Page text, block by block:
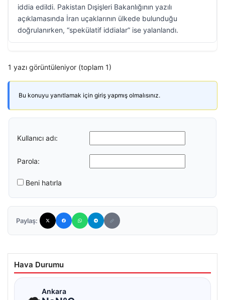
iddia edildi. Pakistan Dışişleri Bakanlığının yazılı
açıklamasında İran uçaklarının ülkede bulunduğu
doğrulanırken, “spekülatif iddialar” ise yalanlandı.
1 yazı görüntüleniyor (toplam 1)
Bu konuyu yanıtlamak için giriş yapmış olmalısınız.
Kullanıcı adı:
Parola:
Beni hatırla
Paylaş:
Hava Durumu
Ankara